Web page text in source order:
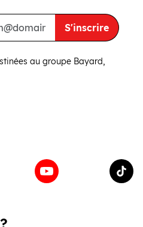
S'inscrire
au groupe Bayard,